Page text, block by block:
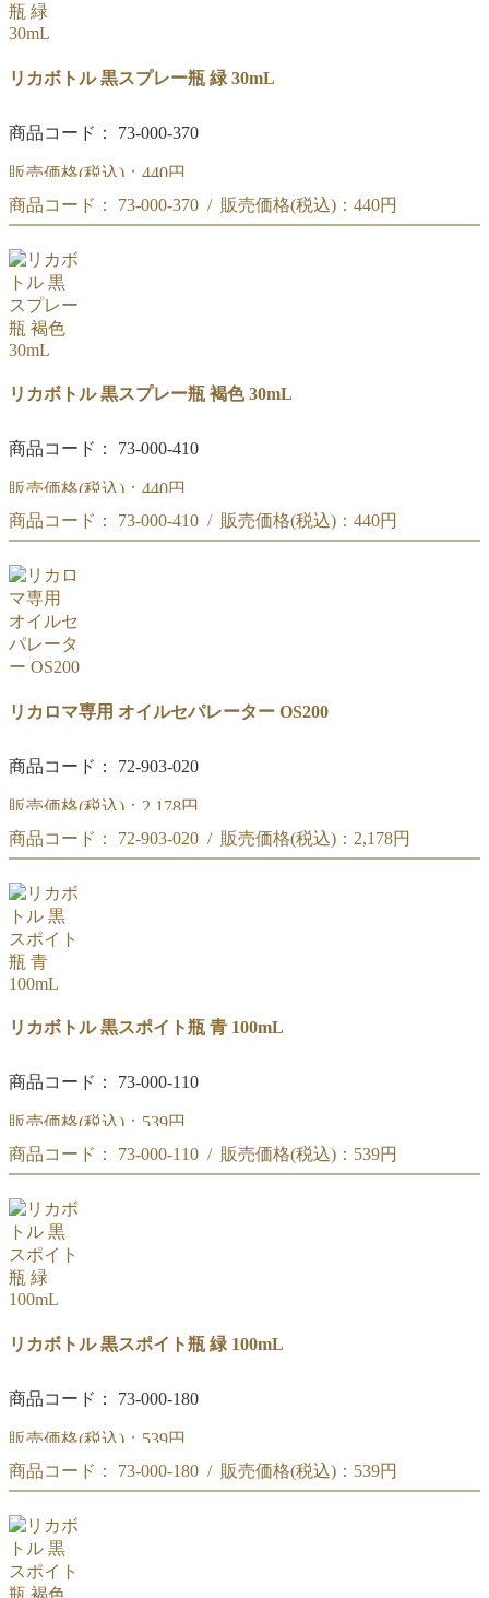
リカボトル 黒スプレー瓶 緑 30mL
商品コード： 73-000-370
販売価格(税込)： 440円
黒スプレー瓶 緑 30mL
商品コード： 73-000-370 / 販売価格(税込)： 440円
黒スプレー瓶 緑 30mL
リカボトル 黒スプレー瓶 褐色 30mL
商品コード： 73-000-410
販売価格(税込)： 440円
黒スプレー瓶 褐色 30mL
商品コード： 73-000-410 / 販売価格(税込)： 440円
黒スプレー瓶 褐色 30mL
リカロマ専用 オイルセパレーター OS200
商品コード： 72-903-020
販売価格(税込)： 2,178円
リカロマ専用オイルセパレーター OS200
商品コード： 72-903-020 / 販売価格(税込)： 2,178円
リカロマ専用オイルセパレーター OS200
リカボトル 黒スポイト瓶 青 100mL
商品コード： 73-000-110
販売価格(税込)： 539円
黒スポイト瓶 青 100mL
商品コード： 73-000-110 / 販売価格(税込)： 539円
黒スポイト瓶 青 100mL
リカボトル 黒スポイト瓶 緑 100mL
商品コード： 73-000-180
販売価格(税込)： 539円
黒スポイト瓶 緑 100mL
商品コード： 73-000-180 / 販売価格(税込)： 539円
黒スポイト瓶 緑 100mL